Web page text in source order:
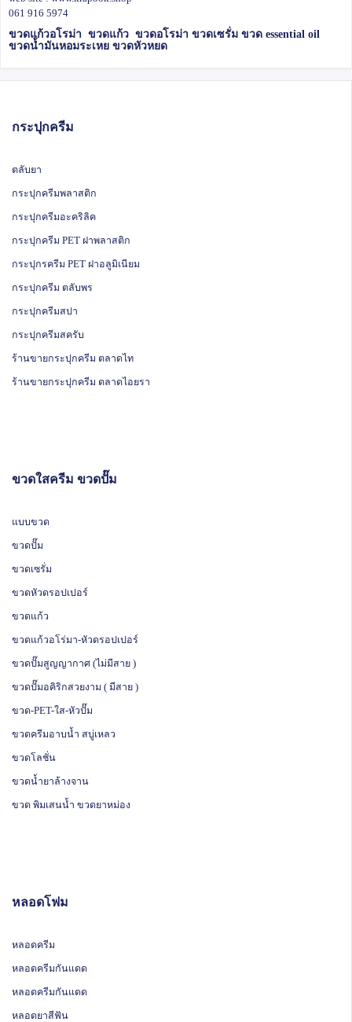
061 916 5974
ขวดแก้วอโรม่า ขวดแก้ว ขวดอโรม่า ขวดเซรั่ม ขวด essential oil
ขวดน้ำมันหอมระเหย ขวดหัวหยด
กระปุกครีม
ตลับยา
กระปุกครีมพลาสติก
กระปุกครีมอะคริลิค
กระปุกครีม PET ฝาพลาสติก
กระปุกรครีม PET ฝาอลูมิเนียม
กระปุกครีม ตลับพร
กระปุกครีมสปา
กระปุกครีมสครับ
ร้านขายกระปุกครีม ตลาดไท
ร้านขายกระปุกครีม ตลาดไอยรา
ขวดใสครีม ขวดปั๊ม
แบบขวด
ขวดปั๊ม
ขวดเซรั่ม
ขวดหัวดรอปเปอร์
ขวดแก้ว
ขวดแก้วอโร่มา-หัวดรอปเปอร์
ขวดปั๊มสูญญากาศ (ไม่มีสาย )
ขวดปั๊มอคิริกสวยงาม ( มีสาย )
ขวด-PET-ใส-หัวปั๊ม
ขวดครีมอาบน้ำ สบู่เหลว
ขวดโลชั่น
ขวดน้ำยาล้างจาน
ขวด พิมเสนน้ำ ขวดยาหม่อง
หลอดโฟม
หลอดครีม
หลอดครีมกันแดด
หลอดครีมกันแดด
หลอดยาสีฟัน